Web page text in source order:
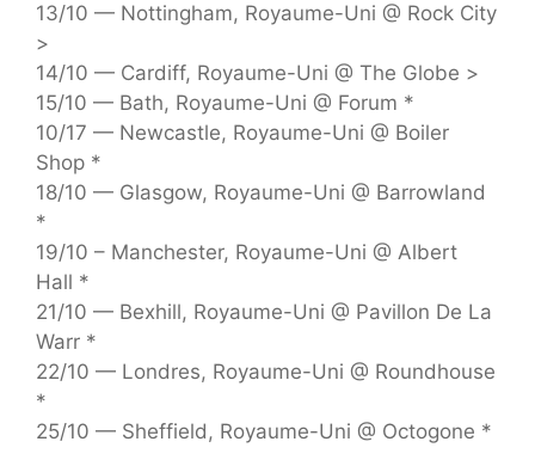
13/10 — Nottingham, Royaume-Uni @ Rock City
>
14/10 — Cardiff, Royaume-Uni @ The Globe >
15/10 — Bath, Royaume-Uni @ Forum *
10/17 — Newcastle, Royaume-Uni @ Boiler
Shop *
18/10 — Glasgow, Royaume-Uni @ Barrowland
*
19/10 – Manchester, Royaume-Uni @ Albert
Hall *
21/10 — Bexhill, Royaume-Uni @ Pavillon De La
Warr *
22/10 — Londres, Royaume-Uni @ Roundhouse
*
25/10 — Sheffield, Royaume-Uni @ Octogone *